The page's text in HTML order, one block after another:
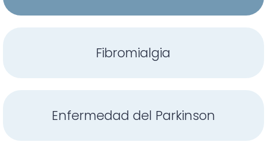
Fibromialgia
Enfermedad del Parkinson